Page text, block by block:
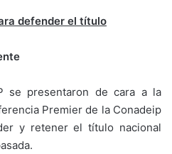
defender el título
se presentaron de cara a la
Premier de la Conadeip
y retener el título nacional